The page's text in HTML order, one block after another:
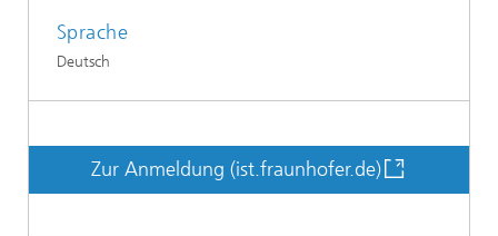
Sprache
Deutsch
Zur Anmeldung (ist.fraunhofer.de)